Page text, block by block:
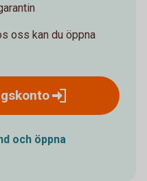
oss kan du öppna
och öppna